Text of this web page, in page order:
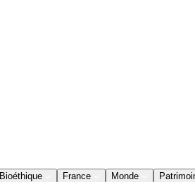
Bioéthique France Monde